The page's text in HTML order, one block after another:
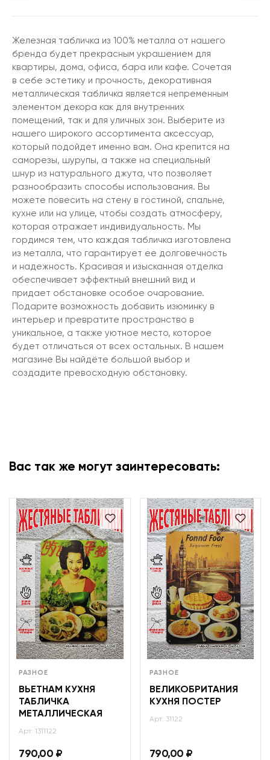
Железная табличка из 100% металла от нашего
бренда будет прекрасным украшением для
квартиры, дома, офиса, бара или кафе. Сочетая
в себе эстетику и прочность, декоративная
металлическая табличка является непременным
элементом декора как для внутренних
помещений, так и для уличных зон. Выберите из
нашего широкого ассортимента аксессуар,
который подойдет именно вам. Она крепится на
саморезы, шурупы, а также на специальный
шнур из натурального джута, что позволяет
разнообразить способы использования. Вы
можете повесить на стену в гостиной, спальне,
кухне или на улице, чтобы создать атмосферу,
которая отражает индивидуальность. Мы
гордимся тем, что каждая табличка изготовлена
из металла, что гарантирует ее долговечность
и надежность. Красивая и изысканная отделка
обеспечивает эффектный внешний вид и
придает обстановке особое очарование.
Подарите возможность добавить изюминку в
интерьер и превратите пространство в
уникальное, а также уютное место, которое
будет отличаться от всех остальных. В нашем
магазине Вы найдёте большой выбор и
создадите превосходную обстановку.
Вас так же могут заинтересовать:
РАЗНОЕ
ВЬЕТНАМ КУХНЯ
ТАБЛИЧКА
МЕТАЛЛИЧЕСКАЯ
Арт: 1311122
790,00 ₽
РАЗНОЕ
ВЕЛИКОБРИТАНИЯ
КУХНЯ ПОСТЕР
Арт: 31122
790,00 ₽